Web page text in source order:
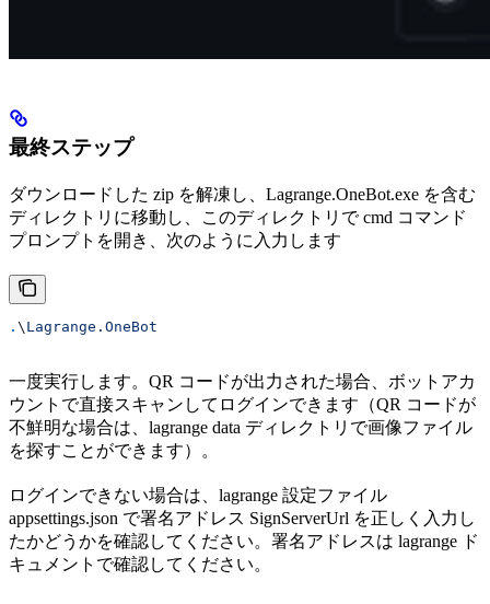
最終ステップ
ダウンロードした zip を解凍し、Lagrange.OneBot.exe を含む
ディレクトリに移動し、このディレクトリで cmd コマンド
プロンプトを開き、次のように入力します
. \ Lagrange.OneBot
一度実行します。QR コードが出力された場合、ボットアカ
ウントで直接スキャンしてログインできます（QR コードが
不鮮明な場合は、lagrange data ディレクトリで画像ファイル
を探すことができます）。
ログインできない場合は、lagrange 設定ファイル
appsettings.json で署名アドレス SignServerUrl を正しく入力し
たかどうかを確認してください。署名アドレスは lagrange ド
キュメントで確認してください。